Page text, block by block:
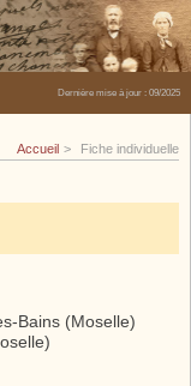
Dernière mise à jour : 09/2025
Accueil Fiche individuelle
Bains (Moselle)